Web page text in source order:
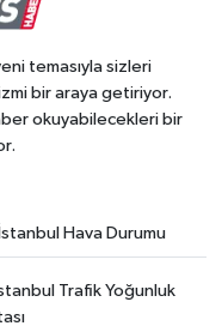
temasıyla sizleri
bir araya getiriyor.
okuyabilecekleri bir
Hava Durumu
Trafik Yoğunluk